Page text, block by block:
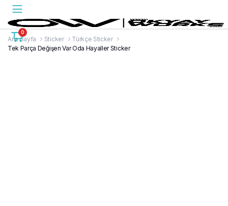
0
Ana Sayfa Sticker
Türkçe Sticker
Tek Parça Değişen Var Oda Hayaller Sticker